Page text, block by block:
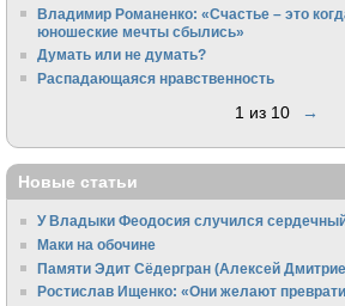
Владимир Романенко: «Счастье – это
юношеские мечты сбылись»
Думать или не думать?
Распадающаяся нравственность
1 из 10 →
Новые статьи
У Владыки Феодосия случился
Маки на обочине
Памяти Эдит Сёдергран (Алексей
Ростислав Ищенко: «Они желают